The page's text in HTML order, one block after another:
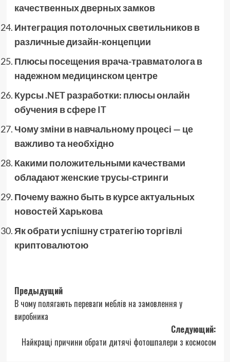
качественных дверных замков
Интеграция потолочных светильников в
различные дизайн-концепции
Плюсы посещения врача-травматолога в
надежном медицинском центре
Курсы .NET разработки: плюсы онлайн
обучения в сфере IT
Чому зміни в навчальному процесі — це
важливо та необхідно
Какими положительными качествами
обладают женские трусы-стринги
Почему важно быть в курсе актуальных
новостей Харькова
Як обрати успішну стратегію торгівлі
криптовалютою
Навигация
записи
Предыдущий
В чому полягають переваги меблів на замовлення у
виробника
Следующий:
Найкращі причини обрати дитячі фотошпалери з космосом